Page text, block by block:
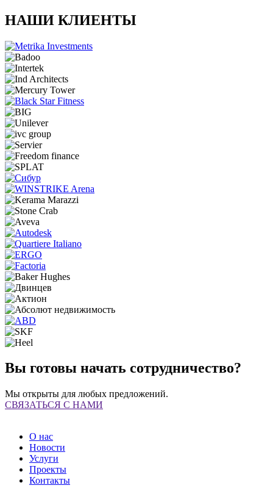
НАШИ КЛИЕНТЫ
Вы готовы начать сотрудничество?
Мы открыты для любых предложений.
СВЯЗАТЬСЯ С НАМИ
О нас
Новости
Услуги
Проекты
Контакты